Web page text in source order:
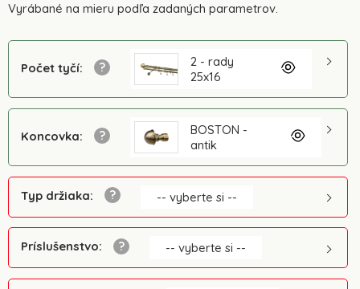
Vyrábané na mieru podľa zadaných parametrov.
Počet tyčí:
2 - rady
25x16
Koncovka:
BOSTON -
antik
Typ držiaka: -- vyberte si --
Príslušenstvo: -- vyberte si --